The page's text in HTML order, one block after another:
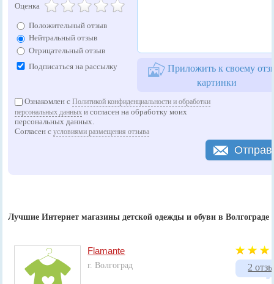
Оценка
Положительный отзыв
Нейтральный отзыв
Отрицательный отзыв
Подписаться на рассылку
Приложить к своему
картинки
Ознакомлен сПолитикой конфиденциальности и обработки
персональных данных и согласен на обработку моих
персональных данных.
Согласен сусловиями размещения отзыва
Лучшие Интернет магазины детской одежды и обуви в Волгограде
2
Flamante
г. Волгоград